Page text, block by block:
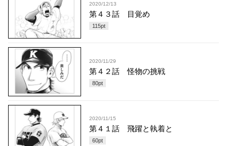
2020/12/13
第４３話 目覚め
115pt
2020/11/29
第４２話 怪物の挑戦
80pt
2020/11/15
第４１話 飛躍と執着と
60pt